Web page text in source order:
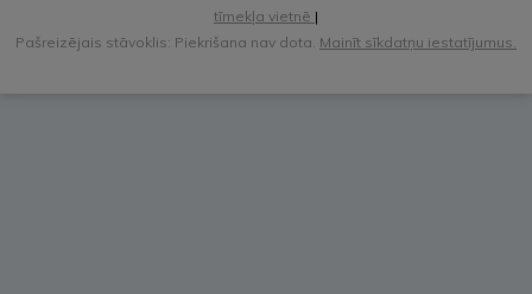
tīmekļa vietnē |
Pašreizējais stāvoklis: Piekrišana nav dota. Mainīt sīkdatņu iestatījumus.